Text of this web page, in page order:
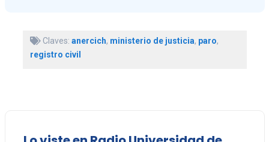
Claves: anercich, ministerio de justicia, paro,
registro civil